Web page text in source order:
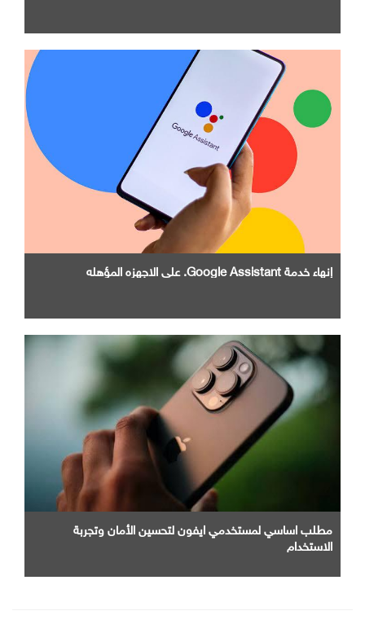
إنهاء خدمة Google Assistant. علي الاجهزه المؤهله
مطلب اساسي لمستخدمي ايفون لتحسين الأمان وتجربة
الاستخدام